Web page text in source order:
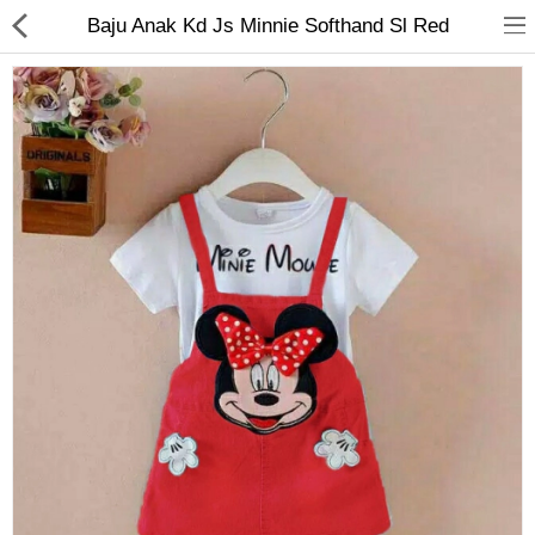
Jam Tangan
Makanan & Minuman
Baju Anak Kd Js Minnie Softhand Sl Red